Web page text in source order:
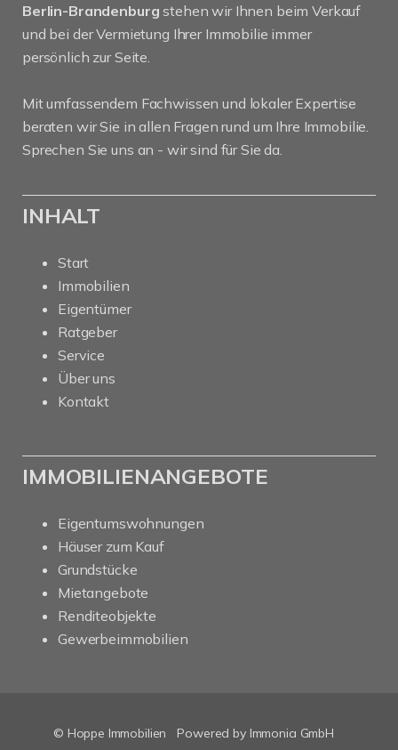
Berlin-Brandenburg stehen wir Ihnen beim Verkauf
und bei der Vermietung Ihrer Immobilie immer
persönlich zur Seite.
Mit umfassendem Fachwissen und lokaler Expertise
beraten wir Sie in allen Fragen rund um Ihre Immobilie.
Sprechen Sie uns an - wir sind für Sie da.
INHALT
Start
Immobilien
Eigentümer
Ratgeber
Service
Über uns
Kontakt
IMMOBILIENANGEBOTE
Eigentumswohnungen
Häuser zum Kauf
Grundstücke
Mietangebote
Renditeobjekte
Gewerbeimmobilien
© Hoppe Immobilien Powered by Immonia GmbH